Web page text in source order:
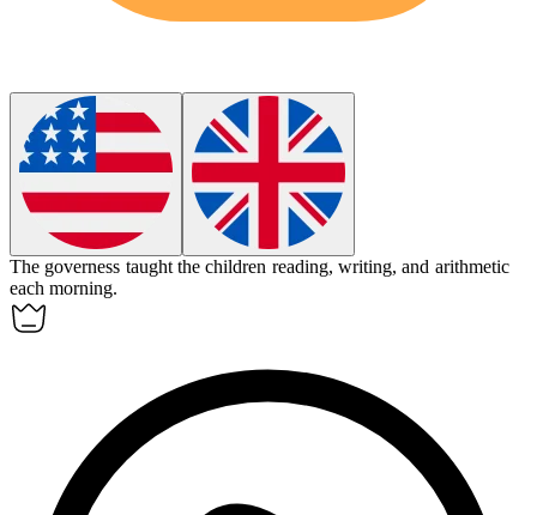
The governess taught the children reading, writing, and arithmetic
each morning.